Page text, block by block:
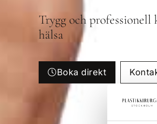
Trygg och
hälsa
Boka direkt